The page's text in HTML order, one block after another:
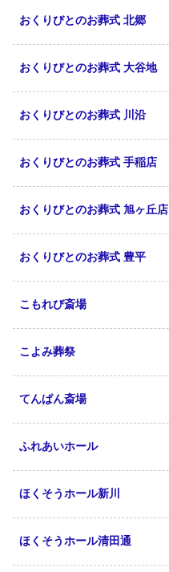
おくりびとのお葬式 北郷
おくりびとのお葬式 大谷地
おくりびとのお葬式 川沿
おくりびとのお葬式 手稲店
おくりびとのお葬式 旭ヶ丘店
おくりびとのお葬式 豊平
こもれび斎場
こよみ葬祭
てんぱん斎場
ふれあいホール
ほくそうホール新川
ほくそうホール清田通